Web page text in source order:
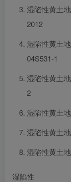
湿陷性黄土
2012
湿陷性黄土
04S531-1
湿陷性黄土
2
湿陷性黄土
湿陷性黄土
湿陷性黄土
湿陷性